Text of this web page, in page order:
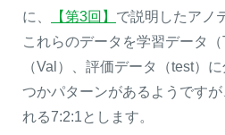
閉じ
に、
【第3回】 で説明したアノ
これらのデータを学習データ
（Val）、評価データ（test）
つかパターンがあるようです
れる7:2:1とします。